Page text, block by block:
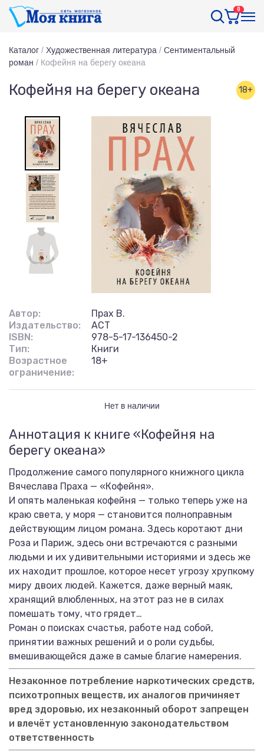
0
Каталог / Художественная литература / Сентиментальный
роман / Кофейня на берегу океана
Кофейня на берегу океана 18+
Автор:
Прах В.
Издательство:
АСТ
ISBN:
978-5-17-136450-2
Тип:
Книги
Возрастное
ограничение:
18+
Нет в наличии
Аннотация к книге «Кофейня на
берегу океана»
Продолжение самого популярного книжного цикла
Вячеслава Праха — «Кофейня».
И опять маленькая кофейня — только теперь уже на
краю света, у моря — становится полноправным
действующим лицом романа. Здесь коротают дни
Роза и Париж, здесь они встречаются с разными
людьми и их удивительными историями и здесь же
их находит прошлое, которое несет угрозу хрупкому
миру двоих людей. Кажется, даже верный маяк,
хранящий влюбленных, на этот раз не в силах
помешать тому, что грядет…
Роман о поисках счастья, работе над собой,
принятии важных решений и о роли судьбы,
вмешивающейся даже в самые благие намерения.
Незаконное потребление наркотических средств,
психотропных веществ, их аналогов причиняет
вред здоровью, их незаконный оборот запрещен
и влечёт установленную законодательством
ответственность